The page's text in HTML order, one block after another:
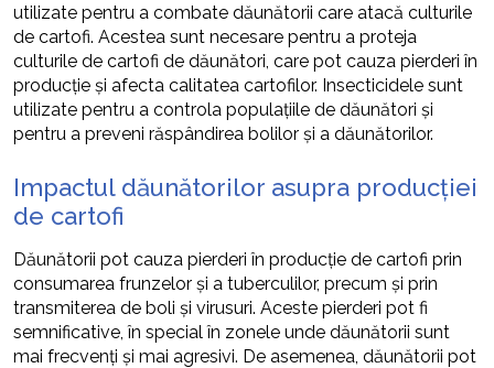
utilizate pentru a combate dăunătorii care atacă culturile
de cartofi. Acestea sunt necesare pentru a proteja
culturile de cartofi de dăunători, care pot cauza pierderi în
producție și afecta calitatea cartofilor. Insecticidele sunt
utilizate pentru a controla populațiile de dăunători și
pentru a preveni răspândirea bolilor și a dăunătorilor.
Impactul dăunătorilor asupra producției
de cartofi
Dăunătorii pot cauza pierderi în producție de cartofi prin
consumarea frunzelor și a tuberculilor, precum și prin
transmiterea de boli și virusuri. Aceste pierderi pot fi
semnificative, în special în zonele unde dăunătorii sunt
mai frecvenți și mai agresivi. De asemenea, dăunătorii pot